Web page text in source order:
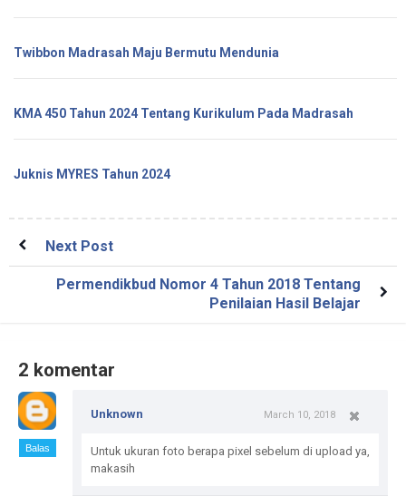
Twibbon Madrasah Maju Bermutu Mendunia
KMA 450 Tahun 2024 Tentang Kurikulum Pada Madrasah
Juknis MYRES Tahun 2024
Next Post
Permendikbud Nomor 4 Tahun 2018 Tentang
Penilaian Hasil Belajar
2 komentar
Balas
Unknown March 10, 2018
Untuk ukuran foto berapa pixel sebelum di upload ya,
makasih